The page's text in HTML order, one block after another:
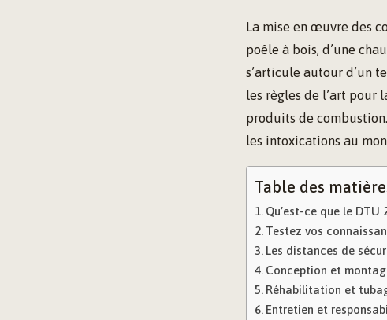
La mise en œuvre des
poêle à bois, d’une
s’articule autour d’un
les règles de l’art pour
produits de
les intoxications au
Table des
Qu’est-ce que le
Testez vos
Les distances de
Conception et
Réhabilitation et
Entretien et